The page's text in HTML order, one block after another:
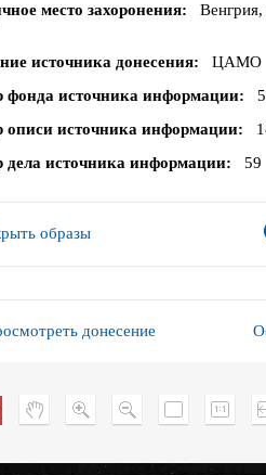
место захоронения
источника донесения
ЦАМО
фонда источника информации
описи источника информации
дела источника информации
59
образы
донесение